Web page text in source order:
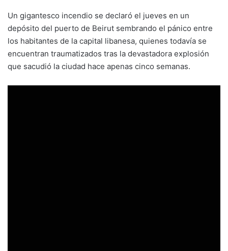
Un gigantesco incendio se declaró el jueves en un
depósito del puerto de Beirut sembrando el pánico entre
los habitantes de la capital libanesa, quienes todavía se
encuentran traumatizados tras la devastadora explosión
que sacudió la ciudad hace apenas cinco semanas.